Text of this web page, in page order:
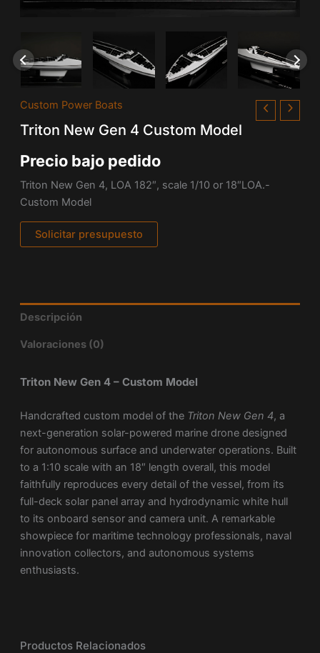
Custom Power Boats
Triton New Gen 4 Custom Model
Precio bajo pedido
Triton New Gen 4, LOA 182″, scale 1/10 or 18″LOA.-
Custom Model
Solicitar presupuesto
Descripción
Valoraciones (0)
Triton New Gen 4 – Custom Model
Handcrafted custom model of the Triton New Gen 4, a
next-generation solar-powered marine drone designed
for autonomous surface and underwater operations. Built
to a 1:10 scale with an 18″ length overall, this model
faithfully reproduces every detail of the vessel, from its
full-deck solar panel array and hydrodynamic white hull
to its onboard sensor and camera unit. A remarkable
showpiece for maritime technology professionals, naval
innovation collectors, and autonomous systems
enthusiasts.
Productos Relacionados